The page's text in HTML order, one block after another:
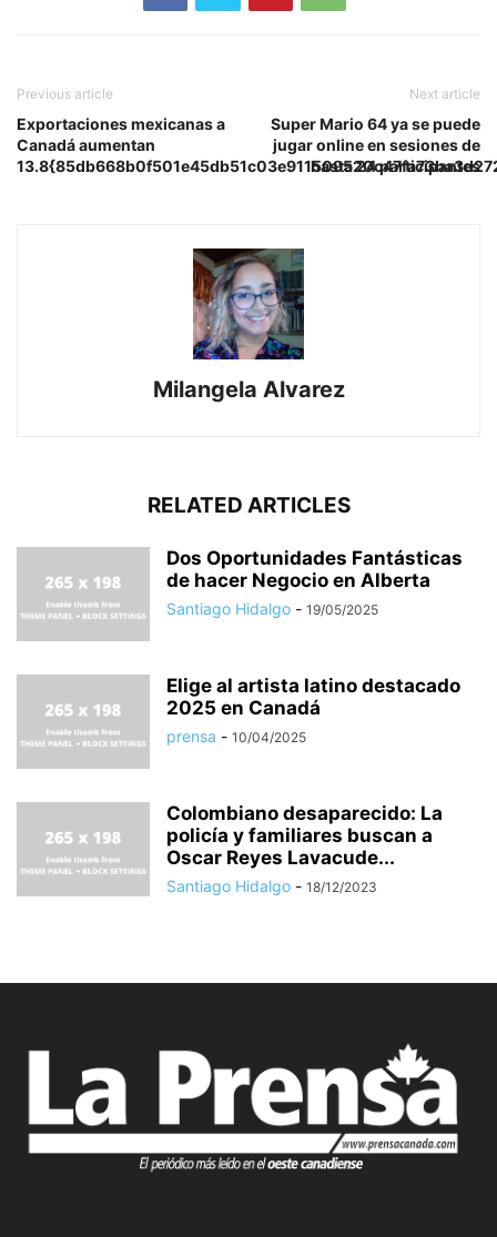
Previous article
Exportaciones mexicanas a
Canadá aumentan
Next article
Super Mario 64 ya se puede
jugar online en sesiones de
hasta 24 participantes
Milangela Alvarez
RELATED ARTICLES
Dos Oportunidades Fantásticas
de hacer Negocio en Alberta
Santiago Hidalgo - 19/05/2025
Elige al artista latino destacado
2025 en Canadá
prensa - 10/04/2025
Colombiano desaparecido: La
policía y familiares buscan a
Oscar Reyes Lavacude...
Santiago Hidalgo - 18/12/2023